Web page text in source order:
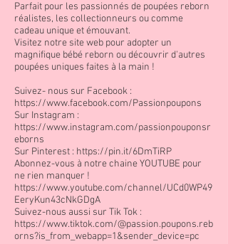
Parfait pour les passionnés de poupées reborn
réalistes, les collectionneurs ou comme
cadeau unique et émouvant.
Visitez notre site web pour adopter un
magnifique bébé reborn ou découvrir d'autres
poupées uniques faites à la main !
Suivez- nous sur Facebook :
https://www.facebook.com/Passionpoupons
Sur Instagram :
https://www.instagram.com/passionpouponsr
eborns
Sur Pinterest : https://pin.it/6DmTiRP
Abonnez-vous à notre chaine YOUTUBE pour
ne rien manquer !
https://www.youtube.com/channel/UCd0WP49
EeryKun43cNkGDgA
Suivez-nous aussi sur Tik Tok :
https://www.tiktok.com/@passion.poupons.reb
orns?is_from_webapp=1&sender_device=pc